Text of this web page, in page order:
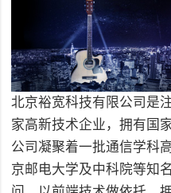
北京裕宽科技有限公司是
家高新技术企业，拥有国
公司凝聚着一批通信学科
京邮电大学及中科院等知